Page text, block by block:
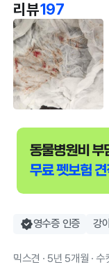
리뷰197
영수증 인증 강
믹스견 · 5년 5개월 ·